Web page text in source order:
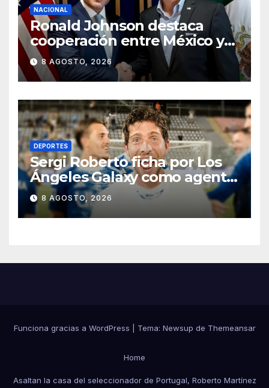
NACIONAL
Ronald Johnson destaca
cooperación entre México y
EU para la seguridad en
región aguacatera de
Michoacán
8 AGOSTO, 2026
DEPORTES
Sergi Roberto ficha por Los
Ángeles Galaxy como agente
libre hasta 2028
8 AGOSTO, 2026
Funciona gracias a WordPress Tema: Newsup de Themeansar
Home
Asaltan la casa del seleccionador de Portugal, Roberto Martínez